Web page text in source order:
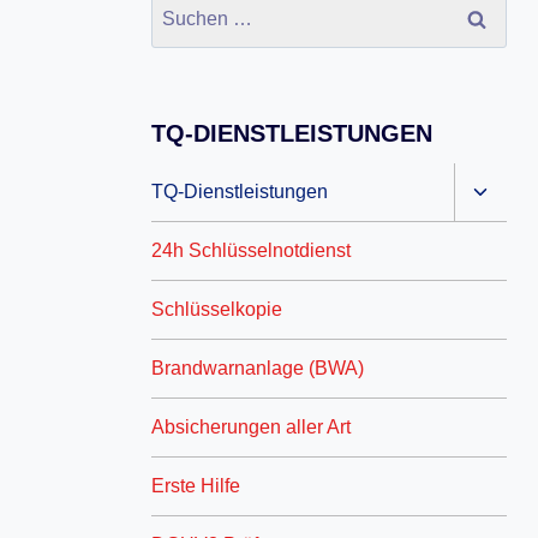
TQ-DIENSTLEISTUNGEN
TQ-Dienstleistungen
24h Schlüsselnotdienst
Schlüsselkopie
Brandwarnanlage (BWA)
Absicherungen aller Art
Erste Hilfe